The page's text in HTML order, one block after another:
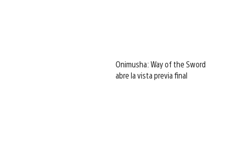
Onimusha: Way of the Sword
abre la vista previa final